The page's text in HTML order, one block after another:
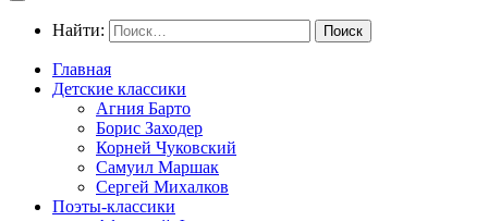
Найти:
Главная
Детские классики
Агния Барто
Борис Заходер
Корней Чуковский
Самуил Маршак
Сергей Михалков
Поэты-классики